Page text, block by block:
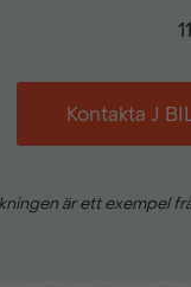
Kontakta J
är ett exempel